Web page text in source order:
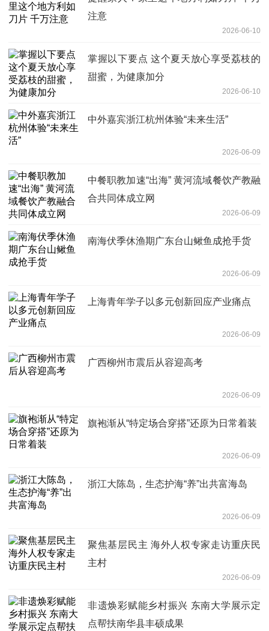
注意
2026-06-10
掌握以下要点 这个夏天放心享受荔枝的
甜蜜，为健康加分
2026-06-10
中外嘉宾浙江杭州体验“未来生活”
2026-06-09
中餐职教加速“出海” 黄河流域餐饮产教融
合共同体成立网
2026-06-09
南海伏季休渔期广东台山鳅鱼成抢手货
2026-06-09
上海青年学子以多元创新回应产业痛点
2026-06-09
广西柳州市震后从容迎高考
2026-06-09
旗袍渐从“特定场合穿搭”还原为日常着装
2026-06-09
浙江大陈岛，生态护海“养”出共富海岛
2026-06-09
聚焦基层民主 海外人权专家走访重庆民
主村
2026-06-09
非遗焕彩赋能乡村振兴 东南大学展示定
点帮扶南华县丰硕成果